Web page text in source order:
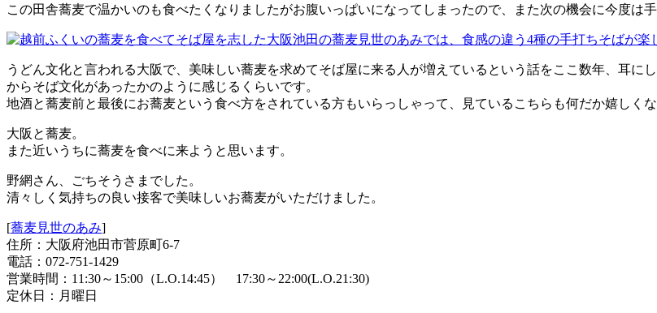
この田舎蕎麦で温かいのも食べたくなりましたがお腹いっぱいになってしまったので、また次の機会に今度は
うどん文化と言われる大阪で、美味しい蕎麦を求めてそば屋に来る人が増えているという話をここ数年、耳
からそば文化があったかのように感じるくらいです。
地酒と蕎麦前と最後にお蕎麦という食べ方をされている方もいらっしゃって、見ているこちらも何だか嬉しくな
大阪と蕎麦。
また近いうちに蕎麦を食べに来ようと思います。
野網さん、ごちそうさまでした。
清々しく気持ちの良い接客で美味しいお蕎麦がいただけました。
[蕎麦見世のあみ]
住所：大阪府池田市菅原町6-7
電話：072-751-1429
営業時間：11:30～15:00（L.O.14:45） 17:30～22:00(L.O.21:30)
定休日：月曜日